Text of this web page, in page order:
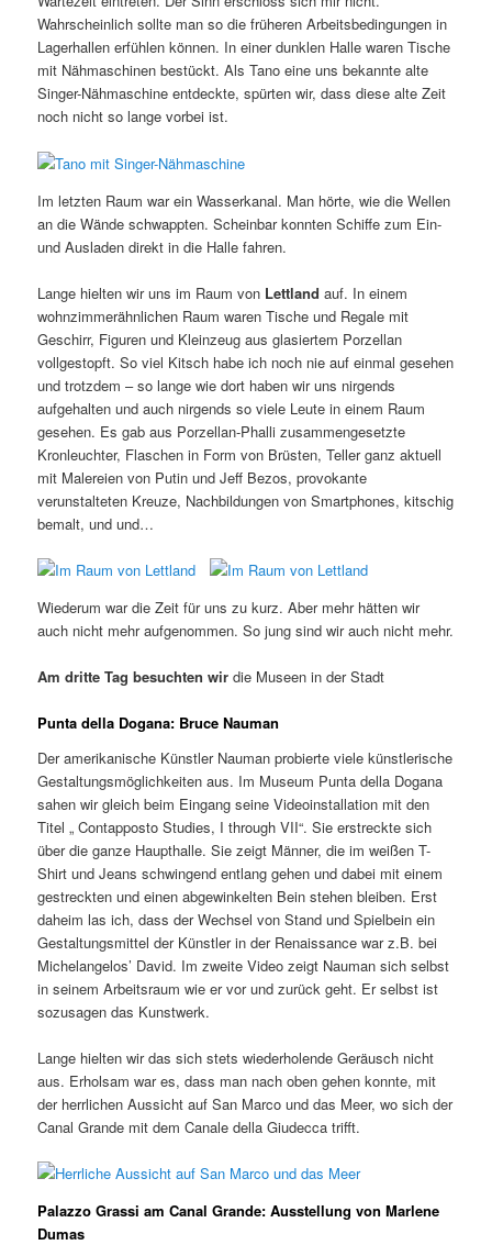
Wahrscheinlich sollte man so die früheren Arbeitsbedingungen in
Lagerhallen erfühlen können. In einer dunklen Halle waren Tische
mit Nähmaschinen bestückt. Als Tano eine uns bekannte alte
Singer-Nähmaschine entdeckte, spürten wir, dass diese alte Zeit
noch nicht so lange vorbei ist.
Im letzten Raum war ein Wasserkanal. Man hörte, wie die Wellen
an die Wände schwappten. Scheinbar konnten Schiffe zum Ein-
und Ausladen direkt in die Halle fahren.
Lange hielten wir uns im Raum von Lettland auf. In einem
wohnzimmerähnlichen Raum waren Tische und Regale mit
Geschirr, Figuren und Kleinzeug aus glasiertem Porzellan
vollgestopft. So viel Kitsch habe ich noch nie auf einmal gesehen
und trotzdem – so lange wie dort haben wir uns nirgends
aufgehalten und auch nirgends so viele Leute in einem Raum
gesehen. Es gab aus Porzellan-Phalli zusammengesetzte
Kronleuchter, Flaschen in Form von Brüsten, Teller ganz aktuell
mit Malereien von Putin und Jeff Bezos, provokante
verunstalteten Kreuze, Nachbildungen von Smartphones, kitschig
bemalt, und und…
Wiederum war die Zeit für uns zu kurz. Aber mehr hätten wir
auch nicht mehr aufgenommen. So jung sind wir auch nicht mehr.
Am dritte Tag besuchten wirdie Museen in der Stadt
Punta della Dogana: Bruce Nauman
Der amerikanische Künstler Nauman probierte viele künstlerische
Gestaltungsmöglichkeiten aus. Im Museum Punta della Dogana
sahen wir gleich beim Eingang seine Videoinstallation mit den
Titel „ Contapposto Studies, I through VII“. Sie erstreckte sich
über die ganze Haupthalle. Sie zeigt Männer, die im weißen T-
Shirt und Jeans schwingend entlang gehen und dabei mit einem
gestreckten und einen abgewinkelten Bein stehen bleiben. Erst
daheim las ich, dass der Wechsel von Stand und Spielbein ein
Gestaltungsmittel der Künstler in der Renaissance war z.B. bei
Michelangelos’ David. Im zweite Video zeigt Nauman sich selbst
in seinem Arbeitsraum wie er vor und zurück geht. Er selbst ist
sozusagen das Kunstwerk.
Lange hielten wir das sich stets wiederholende Geräusch nicht
aus. Erholsam war es, dass man nach oben gehen konnte, mit
der herrlichen Aussicht auf San Marco und das Meer, wo sich der
Canal Grande mit dem Canale della Giudecca trifft.
Palazzo Grassiam Canal Grande: Ausstellung vonMarlene
Dumas